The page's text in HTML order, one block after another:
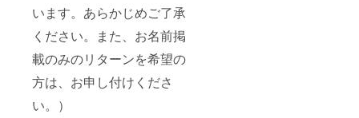
います。あらかじめご了承
ください。また、お名前掲
載のみのリターンを希望の
方は、お申し付けくださ
い。）